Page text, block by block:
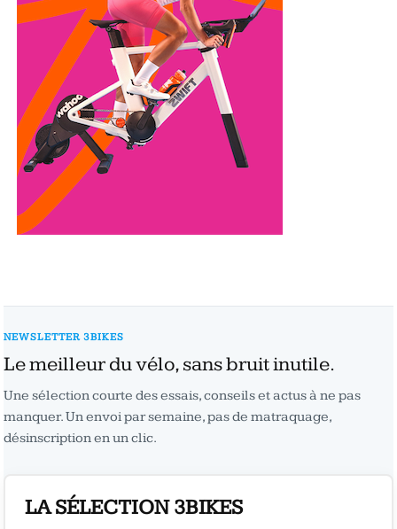
NEWSLETTER 3BIKES
Le meilleur du vélo, sans bruit inutile.
Une sélection courte des essais, conseils et actus à ne pas
manquer. Un envoi par semaine, pas de matraquage,
désinscription en un clic.
LA SÉLECTION 3BIKES